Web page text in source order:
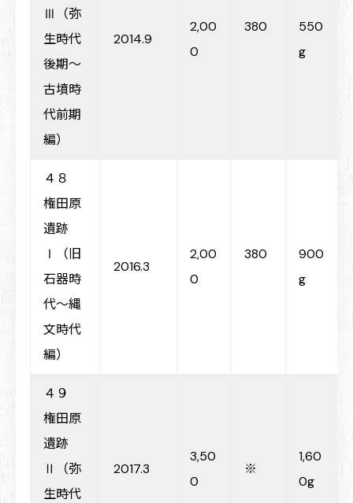
Ⅲ（弥
生時代
後期～
古墳時
代前期
編）
2014.9
2,00
0
380
550
g
４８
権田原
遺跡
Ⅰ（旧
石器時
代～縄
文時代
編）
2016.3
2,00
0
380
900
g
４９
権田原
遺跡
Ⅱ（弥
生時代
2017.3
3,50
0
※
1,60
0g